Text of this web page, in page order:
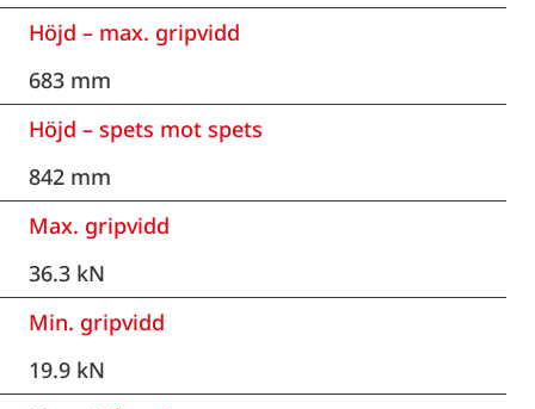
Höjd – max. gripvidd
683 mm
Höjd – spets mot spets
842 mm
Max. gripvidd
36.3 kN
Min. gripvidd
19.9 kN